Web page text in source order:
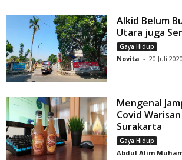
Alkid Belum
Utara juga
Gaya Hidup
Novita - 20 Juli 2020
Mengenal
Covid
Surakarta
Gaya Hidup
Abdul Alim